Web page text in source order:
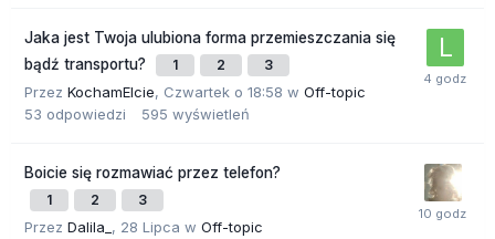
Jaka jest Twoja ulubiona forma przemieszczania się
bądź transportu?
1 2 3
Przez KochamElcie, Czwartek o 18:58 w Off-topic
53 odpowiedzi 595 wyświetleń
Boicie się rozmawiać przez telefon?
1 2 3
Przez Dalila_ , 28 Lipca w Off-topic